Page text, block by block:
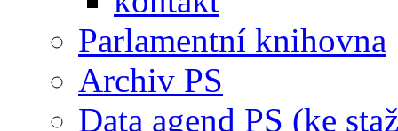
Parlamentní knihovna
Archiv PS
Data agend PS (ke